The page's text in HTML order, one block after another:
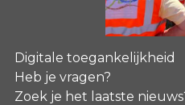
Digitale toegankelijkheid
Heb je vragen?
Zoek je het laatste